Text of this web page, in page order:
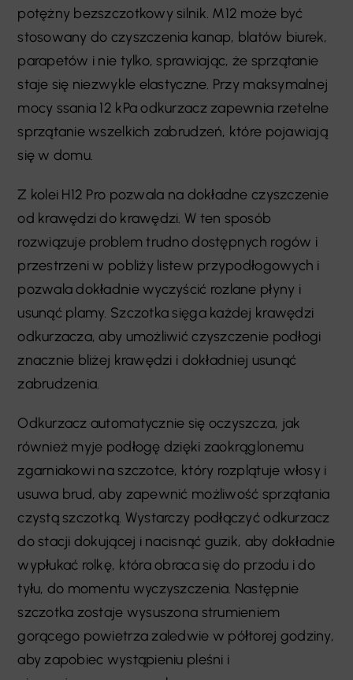
potężny bezszczotkowy silnik. M12 może być
stosowany do czyszczenia kanap, blatów biurek,
parapetów i nie tylko, sprawiając, że sprzątanie
staje się niezwykle elastyczne. Przy maksymalnej
mocy ssania 12 kPa odkurzacz zapewnia rzetelne
sprzątanie wszelkich zabrudzeń, które pojawiają
się w domu.
Z kolei H12 Pro pozwala na dokładne czyszczenie
od krawędzi do krawędzi. W ten sposób
rozwiązuje problem trudno dostępnych rogów i
przestrzeni w pobliży listew przypodłogowych i
pozwala dokładnie wyczyścić rozlane płyny i
usunąć plamy. Szczotka sięga każdej krawędzi
odkurzacza, aby umożliwić czyszczenie podłogi
znacznie bliżej krawędzi i dokładniej usunąć
zabrudzenia.
Odkurzacz automatycznie się oczyszcza, jak
również myje podłogę dzięki zaokrąglonemu
zgarniakowi na szczotce, który rozplątuje włosy i
usuwa brud, aby zapewnić możliwość sprzątania
czystą szczotką. Wystarczy podłączyć odkurzacz
do stacji dokującej i nacisnąć guzik, aby dokładnie
wypłukać rolkę, która obraca się do przodu i do
tyłu, do momentu wyczyszczenia. Następnie
szczotka zostaje wysuszona strumieniem
gorącego powietrza zaledwie w półtorej godziny,
aby zapobiec wystąpieniu pleśni i